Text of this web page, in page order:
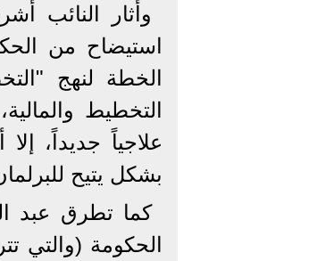
وأثار النائب
استيضاح من
الخطة لنهج
بشكل يتيح
كما تطرق عبد